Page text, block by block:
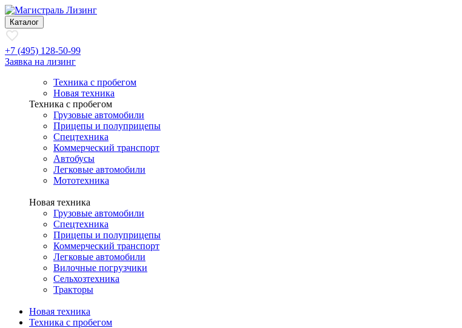
Каталог
+7 (495) 128-50-99
Заявка на лизинг
Техника с пробегом
Новая техника
Техника с пробегом
Грузовые автомобили
Прицепы и полуприцепы
Спецтехника
Коммерческий транспорт
Автобусы
Легковые автомобили
Мототехника
Новая техника
Грузовые автомобили
Спецтехника
Прицепы и полуприцепы
Коммерческий транспорт
Легковые автомобили
Вилочные погрузчики
Сельхозтехника
Тракторы
Новая техника
Техника с пробегом